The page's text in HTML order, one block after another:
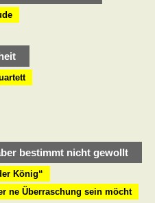
bestimmt nicht gewollt
König“
ne Überraschung sein möcht